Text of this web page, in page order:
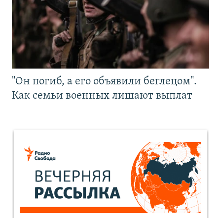
"Он погиб, а его объявили беглецом".
Как семьи военных лишают выплат